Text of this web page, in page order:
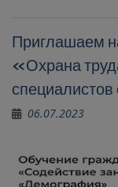
Приглашаем
«Охрана
06.07.2023